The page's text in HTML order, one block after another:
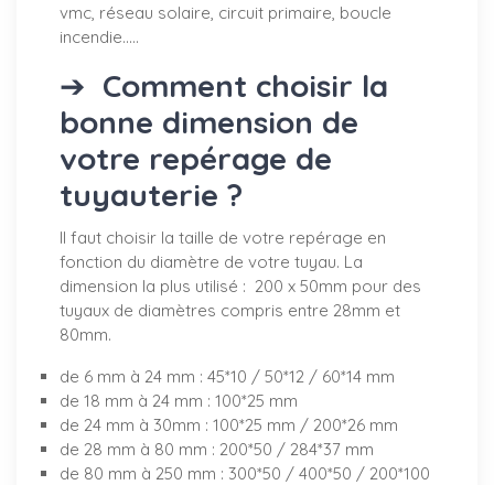
vmc, réseau solaire, circuit primaire, boucle
incendie.....
➔ Comment choisir la
bonne dimension de
votre repérage de
tuyauterie ?
Il faut choisir la taille de votre repérage en
fonction du diamètre de votre tuyau. La
dimension la plus utilisé : 200 x 50mm pour des
tuyaux de diamètres compris entre 28mm et
80mm.
de 6 mm à 24 mm : 45*10 / 50*12 / 60*14 mm
de 18 mm à 24 mm : 100*25 mm
de 24 mm à 30mm : 100*25 mm / 200*26 mm
de 28 mm à 80 mm : 200*50 / 284*37 mm
de 80 mm à 250 mm : 300*50 / 400*50 / 200*100